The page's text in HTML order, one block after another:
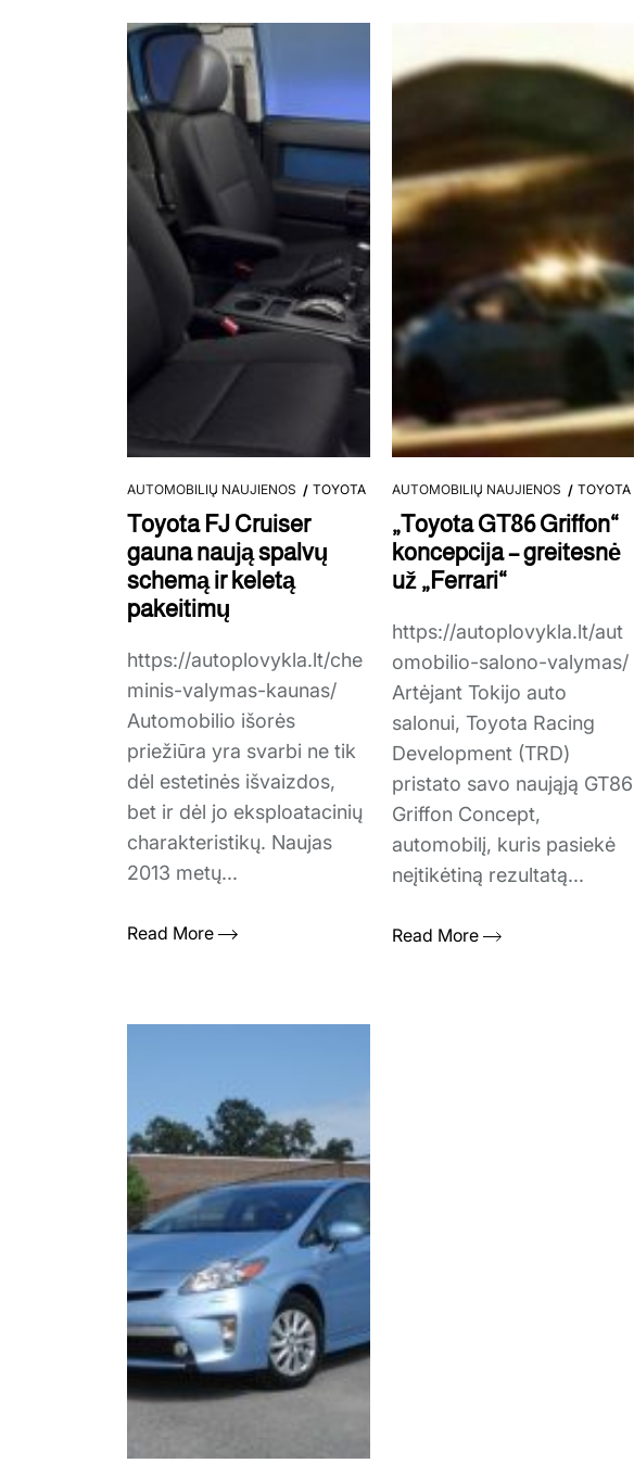
AUTOMOBILIŲ NAUJIENOS TOYOTA
Toyota FJ Cruiser
gauna naują spalvų
schemą ir keletą
pakeitimų
https://autoplovykla.lt/che
minis-valymas-kaunas/
Automobilio išorės
priežiūra yra svarbi ne tik
dėl estetinės išvaizdos,
bet ir dėl jo eksploatacinių
charakteristikų. Naujas
2013 metų...
Read More
AUTOMOBILIŲ NAUJIENOS TOYOTA
„Toyota GT86 Griffon“
koncepcija – greitesnė
už „Ferrari“
https://autoplovykla.lt/aut
omobilio-salono-valymas/
Artėjant Tokijo auto
salonui, Toyota Racing
Development (TRD)
pristato savo naująją GT86
Griffon Concept,
automobilį, kuris pasiekė
neįtikėtiną rezultatą...
Read More